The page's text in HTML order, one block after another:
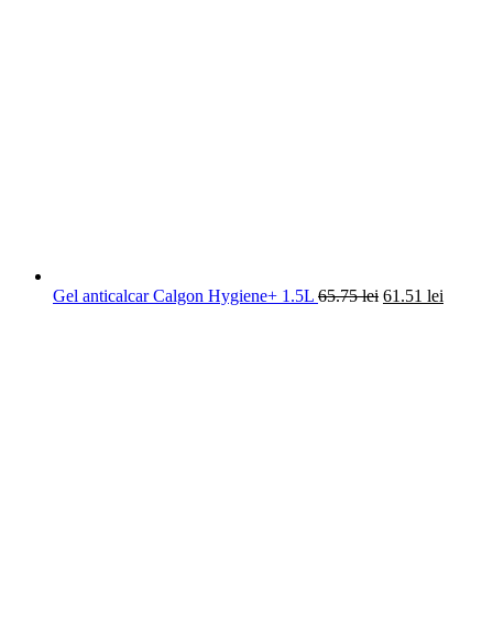
Gel anticalcar Calgon Hygiene+ 1.5L 65.75lei 61.51 lei